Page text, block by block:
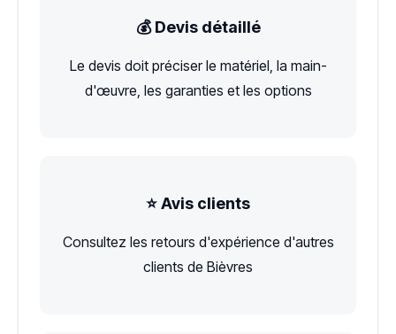
💰 Devis détaillé
Le devis doit préciser le matériel, la main-
d'œuvre, les garanties et les options
⭐ Avis clients
Consultez les retours d'expérience d'autres
clients de Bièvres